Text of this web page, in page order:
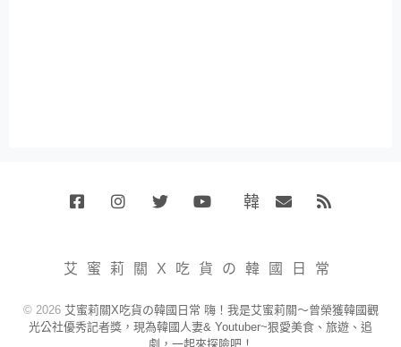
韓
小
賣
艾蜜莉關X吃貨の韓國日常
© 2026 艾蜜莉關X吃貨の韓國日常 嗨！我是艾蜜莉關～曾榮獲韓國觀
光公社優秀記者獎，現為韓國人妻& Youtuber~狠愛美食、旅遊、追
劇，一起來探險吧！